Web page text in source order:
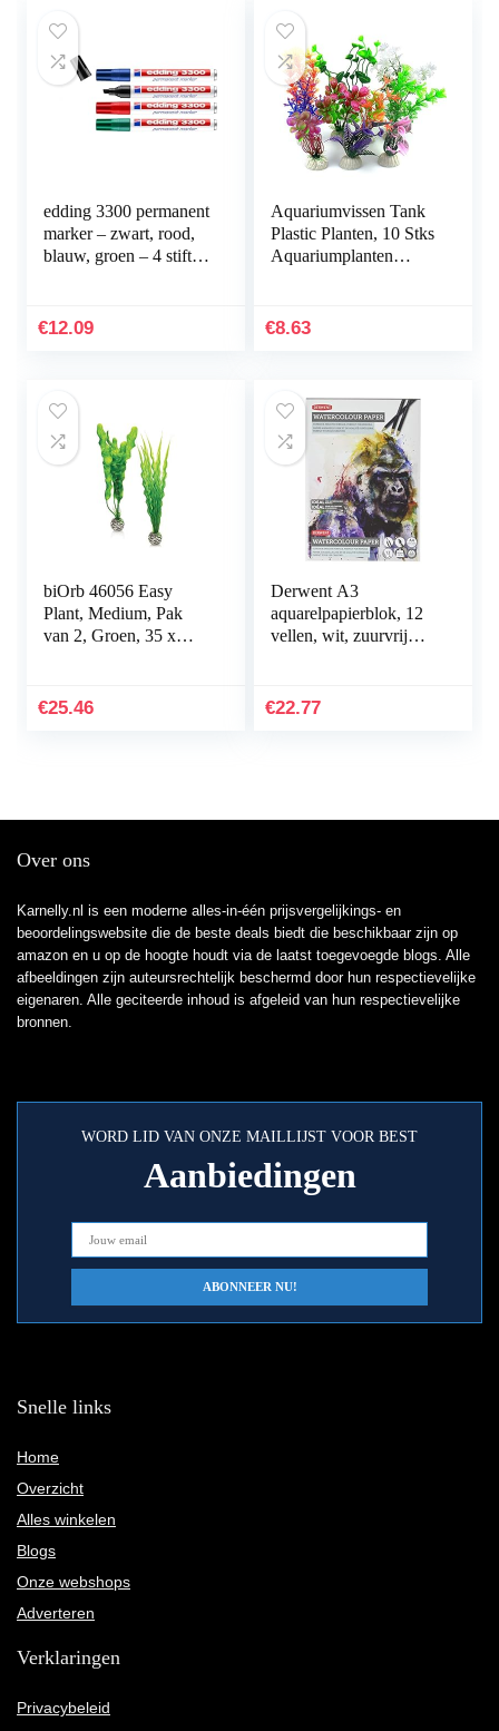
edding 3300 permanent
marker – zwart, rood,
blauw, groen – 4 stiften
permanent marker…
€12.09
Aquariumvissen Tank
Plastic Planten, 10 Stks
Aquariumplanten
Kunstplanten
€8.63
biOrb 46056 Easy
Plant, Medium, Pak
van 2, Groen, 35 x
€25.46
Derwent A3
aquarelpapierblok, 12
vellen, wit, zuurvrij
€22.77
Over ons
Karnelly.nl is een moderne alles-in-één prijsvergelijkings- en
beoordelingswebsite die de beste deals biedt die beschikbaar zijn op
amazon en u op de hoogte houdt via de laatst toegevoegde blogs. Alle
afbeeldingen zijn auteursrechtelijk beschermd door hun respectievelijke
eigenaren. Alle geciteerde inhoud is afgeleid van hun respectievelijke
bronnen.
WORD LID VAN ONZE MAILLIJST VOOR BEST
Aanbiedingen
Snelle links
Home
Overzicht
Alles winkelen
Blogs
Onze webshops
Adverteren
Verklaringen
Privacybeleid